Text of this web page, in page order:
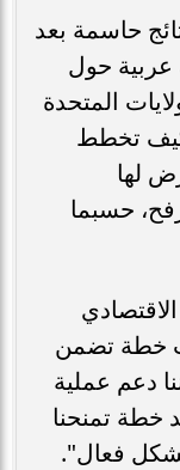
حاسمة بعد
حول
المتحدة
كيف تخطط
لها
حسبما
خطة تضمن
دعم عملية
خطة تمنحنا
بشكل فعال".